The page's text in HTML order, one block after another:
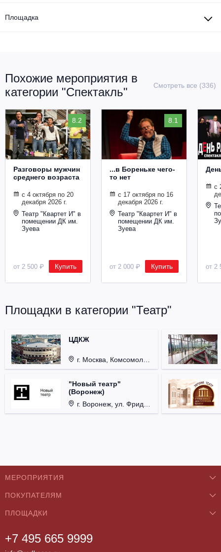
Площадка
Похожие мероприятия в
категории "Спектакль"
Смотреть все (336)
8.2
Разговоры мужчин
среднего возраста
с 4 октября по 20
декабря 2026 г.
Театр "Квартет И" в
помещении ДК им.
Зуева
от 2 500 ₽ Купить
8.1
...в Бореньке чего-
то нет
с 17 октября по 16
декабря 2026 г.
Театр "Квартет И" в
помещении ДК им.
Зуева
от 2 000 ₽ Купить
с
от 2
Площадки в категории "Театр"
ЦДКЖ
г. Москва, Комсомольская пл., д. 4.
"Новый театр"
(Воронеж)
г. Воронеж, ул. Фридриха Энгельса, д. 60.
+7 495 665 9999
МЕРОПРИЯТИЯ
Концерты
Классика
Театры
ПОКУПАТЕЛЯМ
О нас
Как купить
ПЛОЩАДКИ
Бар/Ресторан/Кафе